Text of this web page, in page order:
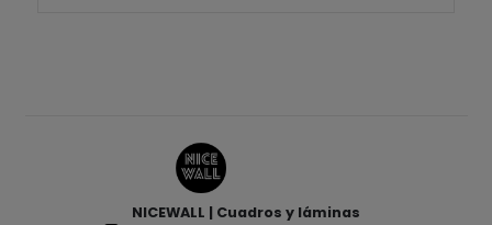
NICEWALL | Cuadros y láminas